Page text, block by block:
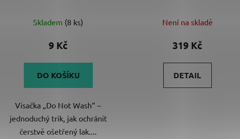
Skladem (8 ks)
9 Kč
DO KOŠÍKU
Visačka „Do Not Wash“ –
jednoduchý trik, jak ochránit
čerstvě ošetřený lak....
Není na skladě
319 Kč
DETAIL